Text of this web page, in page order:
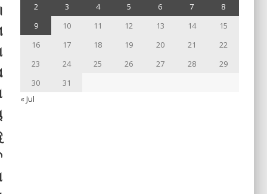
2
3 4 5 6 7
8
9
10 11 12 13 14
15
16
17 18 19 20 21
22
23
24 25 26 27 28
29
30
31
« Jul